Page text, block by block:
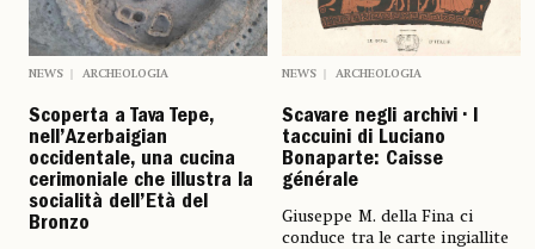
NEWS ARCHEOLOGIA
Scoperta a Tava Tepe,
nell’Azerbaigian
occidentale, una cucina
cerimoniale che illustra la
socialità dell’Età del
Bronzo
NEWS ARCHEOLOGIA
Scavare negli archivi • I
taccuini di Luciano
Bonaparte: Caisse
générale
Giuseppe M. della Fina ci
conduce tra le carte ingiallite